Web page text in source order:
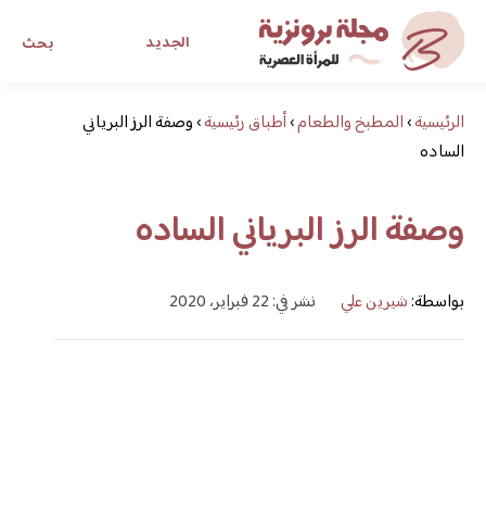
بحث الجديد
مجلة برونزية للفتاة العصريةالرئيسية›المطبخ والطعام›أطباق رئيسية›وصفة الرز البرياني
الساده
وصفة الرز البرياني الساده
بواسطة:شيرين علي نشر في: 22 فبراير، 2020